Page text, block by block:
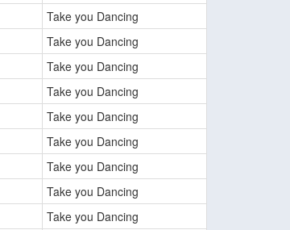
Take you Dancing
Take you Dancing
Take you Dancing
Take you Dancing
Take you Dancing
Take you Dancing
Take you Dancing
Take you Dancing
Take you Dancing